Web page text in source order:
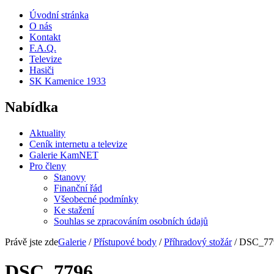
Úvodní stránka
O nás
Kontakt
F.A.Q.
Televize
Hasiči
SK Kamenice 1933
Nabídka
Aktuality
Ceník internetu a televize
Galerie KamNET
Pro členy
Stanovy
Finanční řád
Všeobecné podmínky
Ke stažení
Souhlas se zpracováním osobních údajů
Právě jste zdeGalerie /Přístupové body /Příhradový stožár/